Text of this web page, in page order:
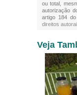
ou total,
autorização
artigo 184
direitos
Veja